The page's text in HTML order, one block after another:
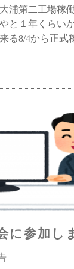
浦第二工場稼
と１年くらい
る8/4から正
に参加し